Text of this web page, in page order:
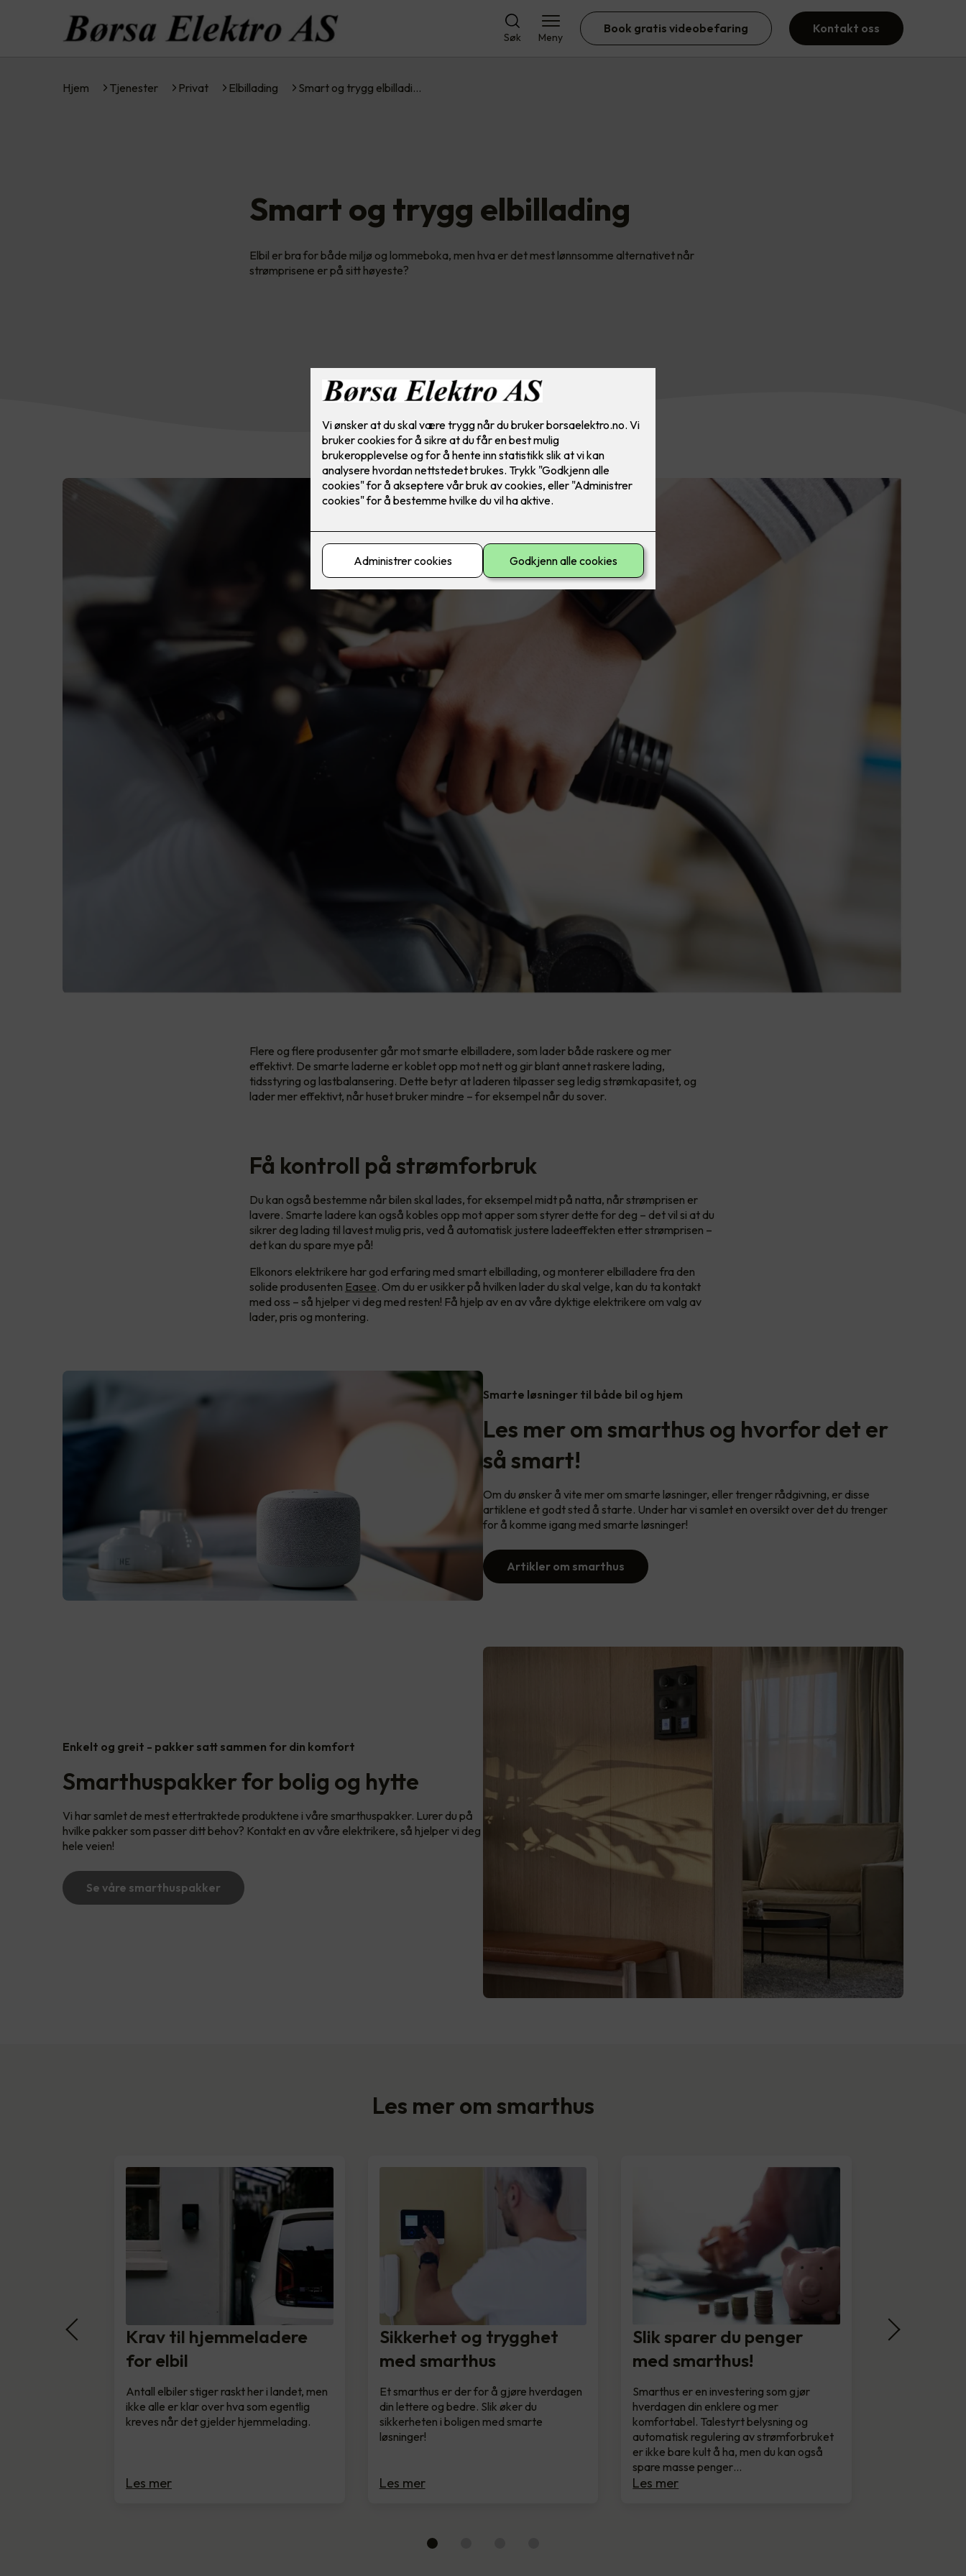
Søk Meny
Book gratis videobefaring Kontakt oss
Hjem Tjenester Privat Elbillading Smart og trygg elbilladi…
Smart og trygg elbillading
Elbil er bra for både miljø og lommeboka, men hva er det mest lønnsomme alternativet når
strømprisene er på sitt høyeste?
Flere og flere produsenter går mot smarte elbilladere, som lader både raskere og mer
effektivt. De smarte laderne er koblet opp mot nett og gir blant annet raskere lading,
tidsstyring og lastbalansering. Dette betyr at laderen tilpasser seg ledig strømkapasitet, og
lader mer effektivt, når huset bruker mindre – for eksempel når du sover.
Få kontroll på strømforbruk
Du kan også bestemme når bilen skal lades, for eksempel midt på natta, når strømprisen er
lavere. Smarte ladere kan også kobles opp mot apper som styrer dette for deg – det vil si at du
sikrer deg lading til lavest mulig pris, ved å automatisk justere ladeeffekten etter strømprisen –
det kan du spare mye på!
Elkonors elektrikere har god erfaring med smart elbillading, og monterer elbilladere fra den
solide produsenten Easee. Om du er usikker på hvilken lader du skal velge, kan du ta kontakt
med oss – så hjelper vi deg med resten! Få hjelp av en av våre dyktige elektrikere om valg av
lader, pris og montering.
Smarte løsninger til både bil og hjem
Les mer om smarthus og hvorfor det er
så smart!
Om du ønsker å vite mer om smarte løsninger, eller trenger rådgivning, er disse
artiklene et godt sted å starte. Under har vi samlet en oversikt over det du trenger
for å komme igang med smarte løsninger!
Artikler om smarthus
Enkelt og greit - pakker satt sammen for din komfort
Smarthuspakker for bolig og hytte
Vi har samlet de mest ettertraktede produktene i våre smarthuspakker. Lurer du på
hvilke pakker som passer ditt behov? Kontakt en av våre elektrikere, så hjelper vi deg
hele veien!
Se våre smarthuspakker
Les mer om smarthus
Krav til hjemmeladere
for elbil
Antall elbiler stiger raskt her i landet, men
ikke alle er klar over hva som egentlig
kreves når det gjelder hjemmelading.
Les mer
Sikkerhet og trygghet
med smarthus
Et smarthus er der for å gjøre hverdagen
din lettere og bedre. Slik øker du
sikkerheten i boligen med smarte
løsninger!
Les mer
Slik sparer du penger
med smarthus!
Smarthus er en investering som gjør
hverdagen din enklere og mer
komfortabel. Talestyrt belysning og
automatisk regulering av strømforbruket
er ikke bare kult å ha, men du kan også
spare masse penger…
Les mer